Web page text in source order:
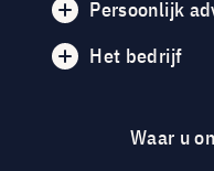
Persoonlijk
Het bedrijf
Waar u